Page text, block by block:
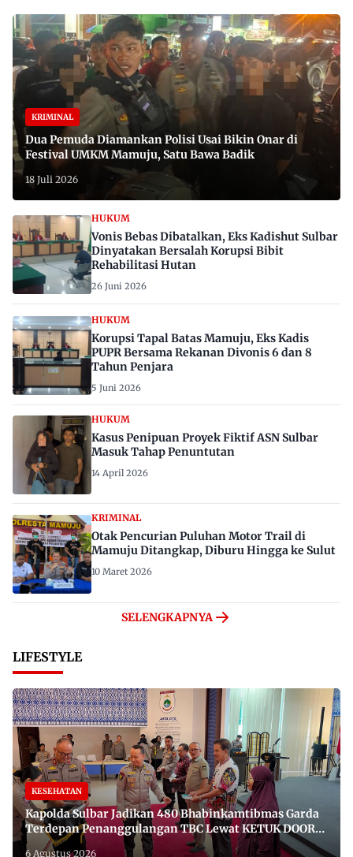
KRIMINAL
Dua Pemuda Diamankan Polisi Usai Bikin Onar di
Festival UMKM Mamuju, Satu Bawa Badik
18 Juli 2026
HUKUM
Vonis Bebas Dibatalkan, Eks Kadishut Sulbar
Dinyatakan Bersalah Korupsi Bibit
Rehabilitasi Hutan
26 Juni 2026
HUKUM
Korupsi Tapal Batas Mamuju, Eks Kadis
PUPR Bersama Rekanan Divonis 6 dan 8
Tahun Penjara
5 Juni 2026
HUKUM
Kasus Penipuan Proyek Fiktif ASN Sulbar
Masuk Tahap Penuntutan
14 April 2026
KRIMINAL
Otak Pencurian Puluhan Motor Trail di
Mamuju Ditangkap, Diburu Hingga ke Sulut
10 Maret 2026
SELENGKAPNYA
LIFESTYLE
KESEHATAN
Kapolda Sulbar Jadikan 480 Bhabinkamtibmas Garda
Terdepan Penanggulangan TBC Lewat KETUK DOORS
di 650 Desa
6 Agustus 2026